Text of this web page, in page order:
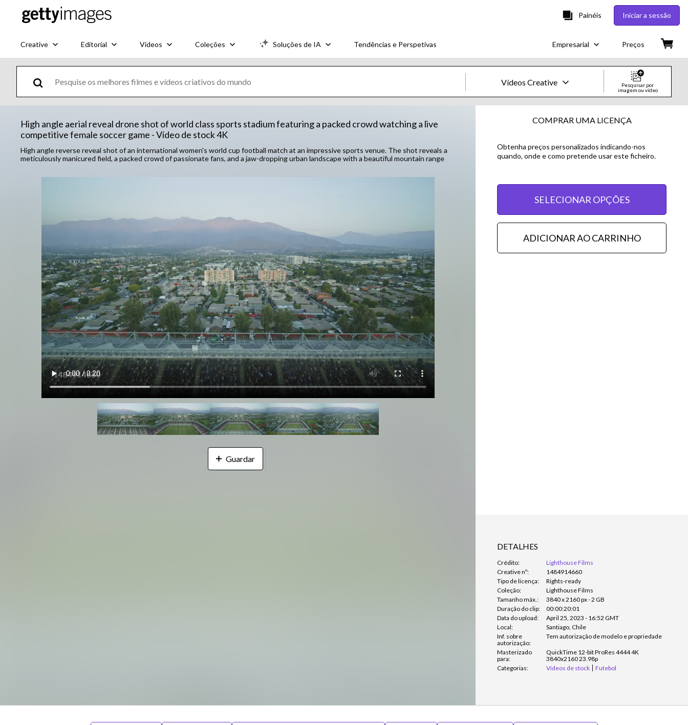
Painéis Iniciar a sessão
Creative Editorial Vídeos Coleções Soluções de IA Tendências e Perspetivas Empresarial Preços
Vídeos Creative
Imagens
Creative
Creative
Editorial
Pesquisar por
imagem ou vídeo
High angle aerial reveal drone shot of world class sports stadium featuring a packed crowd watching a live
competitive female soccer game - Vídeo de stock 4K
High angle reverse reveal shot of an international women's world cup football match at an impressive sports venue. The shot reveals a
meticulously manicured field, a packed crowd of passionate fans, and a jaw-dropping urban landscape with a beautiful mountain range
Guardar
COMPRAR UMA LICENÇA
Obtenha preços personalizados indicando-nos
quando, onde e como pretende usar este ficheiro.
SELECIONAR OPÇÕES
ADICIONAR AO CARRINHO
DETALHES
Crédito:
Lighthouse Films
Creative nº:
1484914660
Tipo de licença:
Rights-ready
Coleção:
Lighthouse Films
Tamanho máx.:
3840 x 2160 px - 2 GB
Duração do clip:
00:00:20:01
Data do upload:
April 25, 2023 - 16:52 GMT
Local:
Santiago, Chile
Inf. sobre
autorização:
Tem autorização de modelo e propriedade
Masterizado
para:
QuickTime 12-bit ProRes 4444 4K
3840x2160 23.98p
Categorias:
Vídeos de stock Futebol